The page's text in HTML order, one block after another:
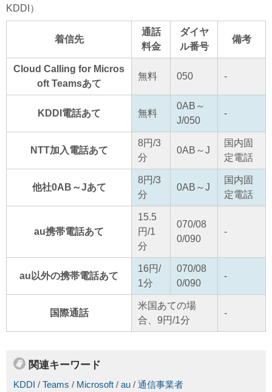
KDDI）
着信先
通話
料金
ダイヤ
ル番号
備考
Cloud Calling for Micros
oft Teamsあて
無料 050 -
KDDI電話あて 無料
0AB～
J/050
-
NTT加入電話あて
8円/3
分
0AB～J
国内固
定電話
他社0AB～Jあて
8円/3
分
0AB～J
国内固
定電話
au携帯電話あて
15.5
円/1
分
070/08
0/090
-
au以外の携帯電話あて
16円/
1分
070/08
0/090
-
国際通話
米国あての場
合、9円/1分
-
関連キーワード
KDDI / Teams / Microsoft / au / 通信事業者